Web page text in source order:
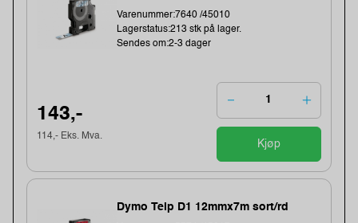
Varenummer:7640 /45010
Lagerstatus:213 stk på lager.
Sendes om:2-3 dager
143,-
114,- Eks. Mva.
Kjøp
Dymo Teip D1 12mmx7m sort/rd